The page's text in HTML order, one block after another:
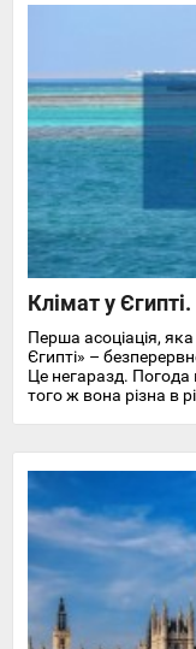
Клімат у
Перша асоціація,
Єгипті» –
Це негаразд. Погода
того ж вона різна в
Червоного моря.